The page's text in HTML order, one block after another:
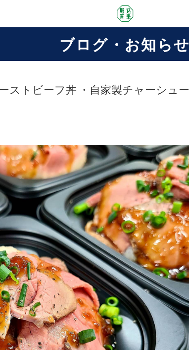
ブログ・お知らせ
ストビーフ丼 ・自家製チャーシュー